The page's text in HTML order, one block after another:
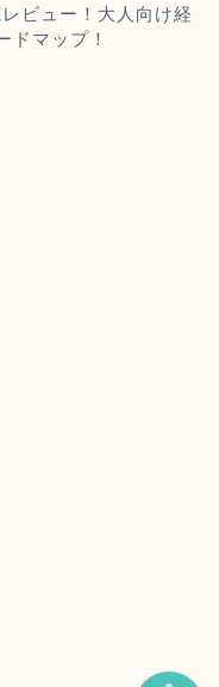
ビュー！大人向け経
ドマップ！